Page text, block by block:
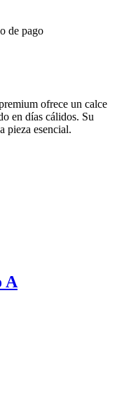
ofrece un calce
en días cálidos. Su
pieza esencial.
A